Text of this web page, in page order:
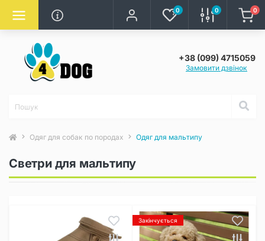
0 0 0
+38 (099) 4715059
Замовити дзвінок
Одяг для собак по породах Одяг для мальтипу
Светри для мальтипу
Закінчується